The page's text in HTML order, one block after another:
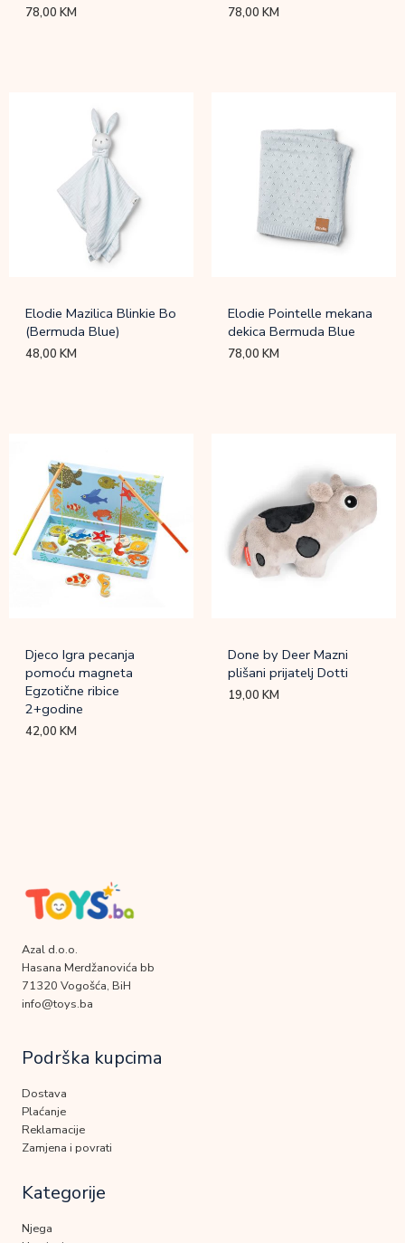
78,00KM 78,00KM
Elodie Mazilica Blinkie Bo
(Bermuda Blue)
48,00KM
Elodie Pointelle mekana
dekica Bermuda Blue
78,00KM
Djeco Igra pecanja
pomoću magneta
Egzotične ribice
2+godine
42,00KM
Done by Deer Mazni
plišani prijatelj Dotti
19,00KM
Azal d.o.o.
Hasana Merdžanovića bb
71320 Vogošća, BiH
info@toys.ba
Podrška kupcima
Dostava
Plaćanje
Reklamacije
Zamjena i povrati
Kategorije
Njega